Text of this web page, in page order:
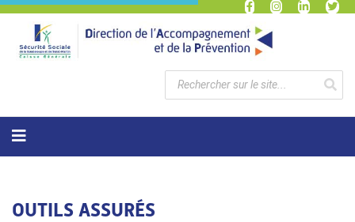
OUTILS ASSURÉS